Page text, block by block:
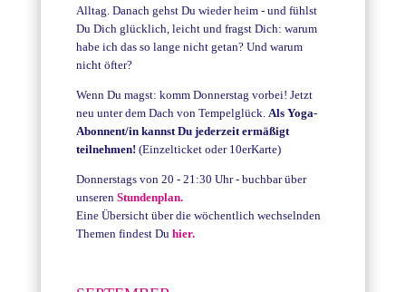
Alltag. Danach gehst Du wieder heim - und fühlst
Du Dich glücklich, leicht und fragst Dich: warum
habe ich das so lange nicht getan? Und warum
nicht öfter?
Wenn Du magst: komm Donnerstag vorbei! Jetzt
neu unter dem Dach von Tempelglück. Als Yoga-
Abonnent/in kannst Du jederzeit ermäßigt
teilnehmen! (Einzelticket oder 10erKarte)
Donnerstags von 20 - 21:30 Uhr - buchbar über
unseren Stundenplan.
Eine Übersicht über die wöchentlich wechselnden
Themen findest Du hier.